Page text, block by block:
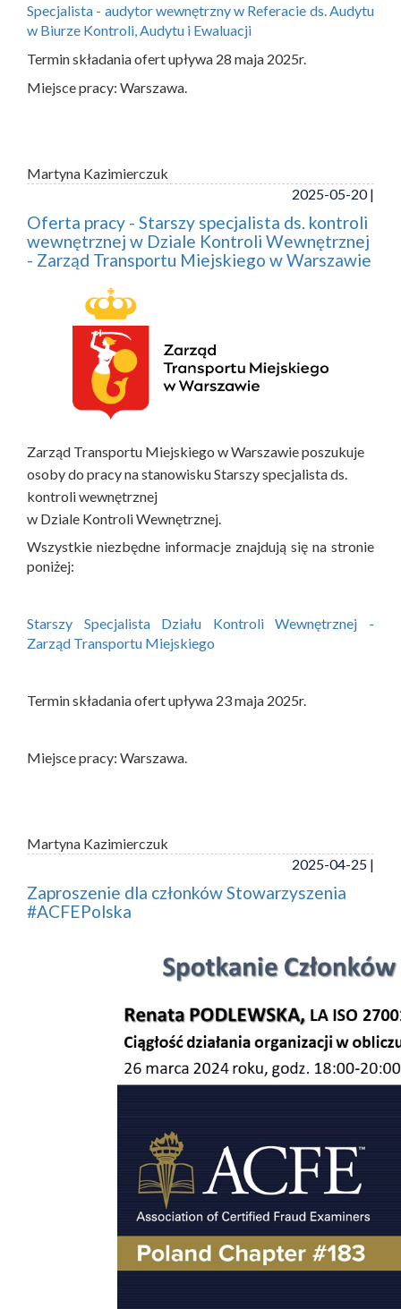
Specjalista - audytor wewnętrzny w Referacie ds. Audytu
w Biurze Kontroli, Audytu i Ewaluacji
Termin składania ofert upływa 28 maja 2025r.
Miejsce pracy: Warszawa.
Martyna Kazimierczuk
2025-05-20 |
Oferta pracy - Starszy specjalista ds. kontroli
wewnętrznej w Dziale Kontroli Wewnętrznej
- Zarząd Transportu Miejskiego w Warszawie
Zarząd Transportu Miejskiego w Warszawie poszukuje
osoby do pracy na stanowisku Starszy specjalista ds.
kontroli wewnętrznej
w Dziale Kontroli Wewnętrznej.
Wszystkie niezbędne informacje znajdują się na stronie
poniżej:
Starszy Specjalista Działu Kontroli Wewnętrznej -
Zarząd Transportu Miejskiego
Termin składania ofert upływa 23 maja 2025r.
Miejsce pracy: Warszawa.
Martyna Kazimierczuk
2025-04-25 |
Zaproszenie dla członków Stowarzyszenia
#ACFEPolska